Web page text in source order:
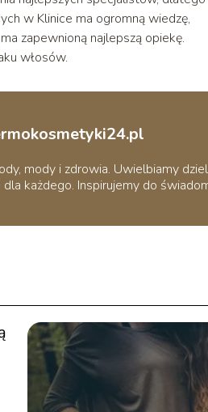
w Klinice ma ogromną wiedzę,
zapewnioną najlepszą opiekę.
włosów.
mody i zdrowia. Uwielbiamy
każdego. Inspirujemy do